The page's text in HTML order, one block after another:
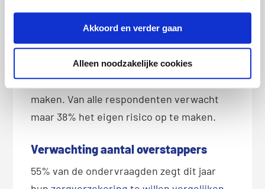
Akkoord en verder gaan
Alleen noodzakelijke cookies
het eigen risico an sich is de meerderheid
het eens: 69% vindt dat dit afgeschaft
moet worden en bij 65-plussers is dit zelfs
80%. Van deze leeftijdsgroep verwacht dan
ook 68% het eigen risico dit jaar op te
maken. Van alle respondenten verwacht
maar 38% het eigen risico op te maken.
Verwachting aantal overstappers
55% van de ondervraagden zegt dit jaar